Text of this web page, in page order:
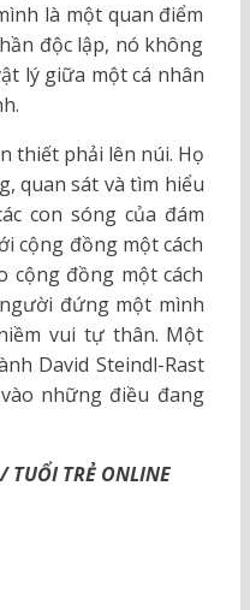
là một quan điểm
độc lập, nó không
lý giữa một cá nhân
thiết phải lên núi. Họ
quan sát và tìm hiểu
con sóng của đám
cộng đồng một cách
cộng đồng một cách
đứng một mình
vui tự thân. Một
David Steindl-Rast
những điều đang
TUỔI TRẺ ONLINE